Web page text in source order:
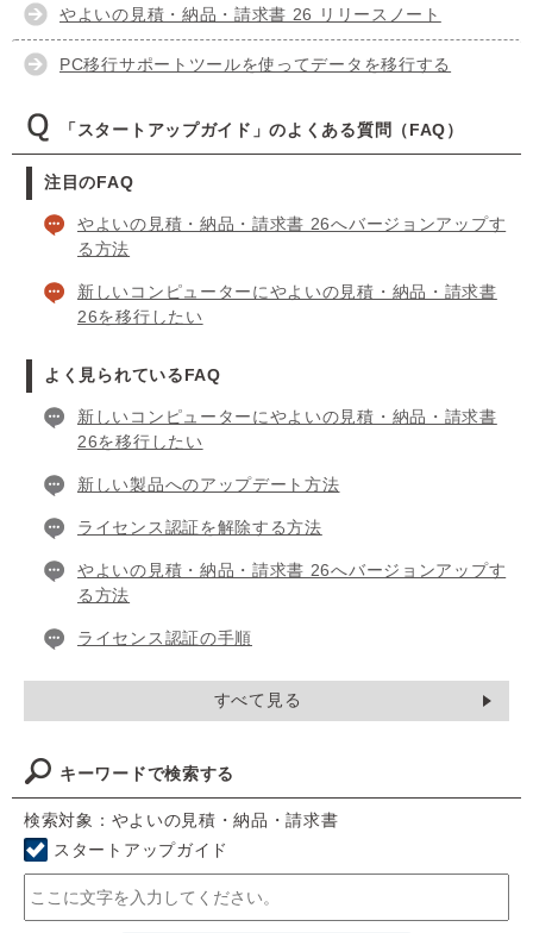
やよいの見積・納品・請求書 26 リリースノート
PC移行サポートツールを使ってデータを移行する
「スタートアップガイド」のよくある質問（FAQ）
注目のFAQ
やよいの見積・納品・請求書 26へバージョンアップす
る方法
新しいコンピューターにやよいの見積・納品・請求書
26を移行したい
よく見られているFAQ
新しいコンピューターにやよいの見積・納品・請求書
26を移行したい
新しい製品へのアップデート方法
ライセンス認証を解除する方法
やよいの見積・納品・請求書 26へバージョンアップす
る方法
ライセンス認証の手順
すべて見る
キーワードで検索する
検索対象：やよいの見積・納品・請求書
スタートアップガイド